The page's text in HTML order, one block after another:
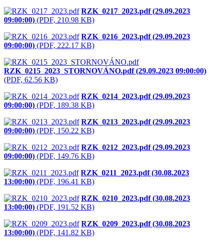
RZK_0217_2023.pdf (29.09.2023
09:00:00) (PDF, 210.98 KB)
RZK_0216_2023.pdf (29.09.2023
09:00:00) (PDF, 222.17 KB)
RZK_0215_2023_STORNOVÁNO.pdf (29.09.2023 09:00:00)
(PDF, 62.56 KB)
RZK_0214_2023.pdf (29.09.2023
09:00:00) (PDF, 189.38 KB)
RZK_0213_2023.pdf (29.09.2023
09:00:00) (PDF, 150.22 KB)
RZK_0212_2023.pdf (29.09.2023
09:00:00) (PDF, 149.76 KB)
RZK_0211_2023.pdf (30.08.2023
13:00:00) (PDF, 196.41 KB)
RZK_0210_2023.pdf (30.08.2023
13:00:00) (PDF, 191.52 KB)
RZK_0209_2023.pdf (30.08.2023
13:00:00) (PDF, 141.82 KB)